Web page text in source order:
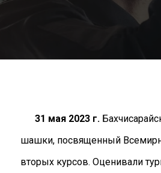
31 мая 2023 г.
шашки, посвященный
вторых курсов. Оценивали